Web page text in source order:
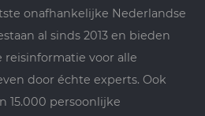
onafhankelijke Nederlandse
al sinds 2013 en bieden
voor alle
door échte experts. Ook
15.000 persoonlijke